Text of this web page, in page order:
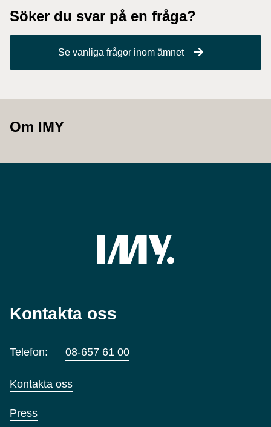
Söker du svar på en fråga?
Se vanliga frågor inom ämnet
Om IMY
Kontakta oss
Telefon: 08-657 61 00
Kontakta oss
Press